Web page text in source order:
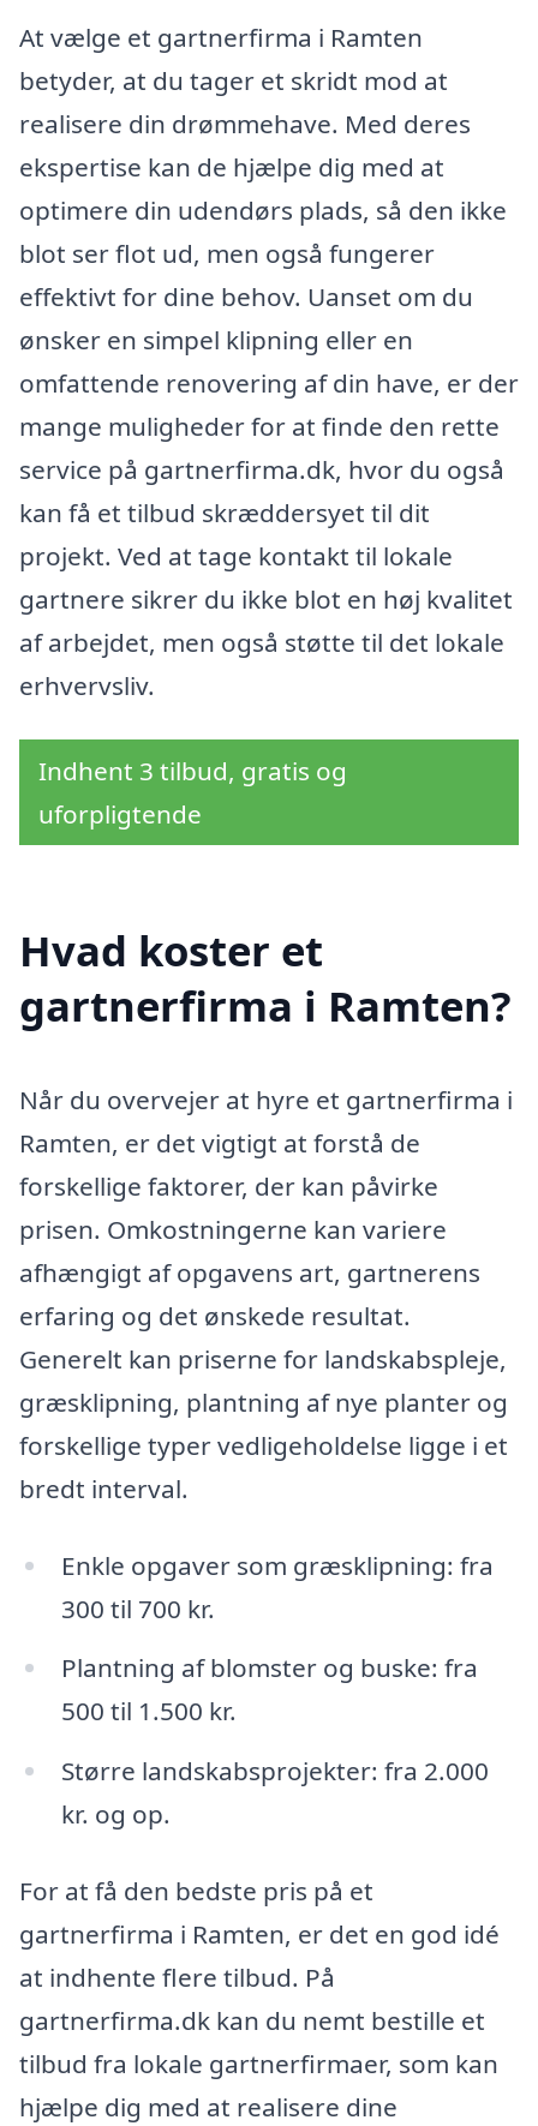
At vælge et gartnerfirma i Ramten
betyder, at du tager et skridt mod at
realisere din drømmehave. Med deres
ekspertise kan de hjælpe dig med at
optimere din udendørs plads, så den ikke
blot ser flot ud, men også fungerer
effektivt for dine behov. Uanset om du
ønsker en simpel klipning eller en
omfattende renovering af din have, er der
mange muligheder for at finde den rette
service på gartnerfirma.dk, hvor du også
kan få et tilbud skræddersyet til dit
projekt. Ved at tage kontakt til lokale
gartnere sikrer du ikke blot en høj kvalitet
af arbejdet, men også støtte til det lokale
erhvervsliv.
Indhent 3 tilbud, gratis og
uforpligtende
Hvad koster et
gartnerfirma i Ramten?
Når du overvejer at hyre et gartnerfirma i
Ramten, er det vigtigt at forstå de
forskellige faktorer, der kan påvirke
prisen. Omkostningerne kan variere
afhængigt af opgavens art, gartnerens
erfaring og det ønskede resultat.
Generelt kan priserne for landskabspleje,
græsklipning, plantning af nye planter og
forskellige typer vedligeholdelse ligge i et
bredt interval.
Enkle opgaver som græsklipning: fra
300 til 700 kr.
Plantning af blomster og buske: fra
500 til 1.500 kr.
Større landskabsprojekter: fra 2.000
kr. og op.
For at få den bedste pris på et
gartnerfirma i Ramten, er det en god idé
at indhente flere tilbud. På
gartnerfirma.dk kan du nemt bestille et
tilbud fra lokale gartnerfirmaer, som kan
hjælpe dig med at realisere dine